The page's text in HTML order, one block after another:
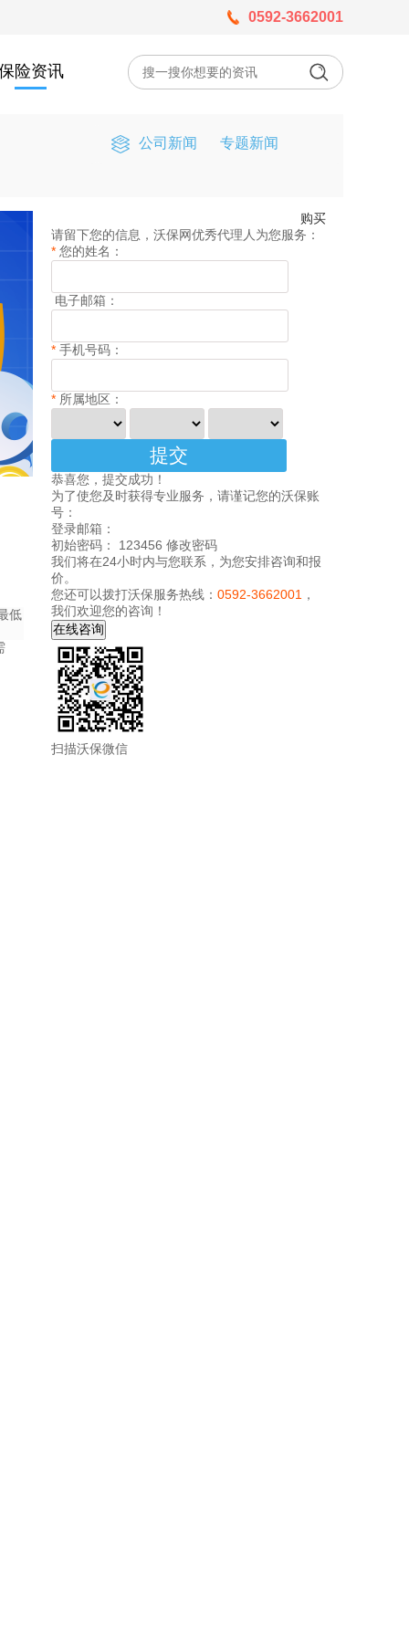
0592-3662001
险资讯
公司新闻 专题新闻
低
购买
请留下您的信息，沃保网优秀代理人为您服务：
*您的姓名：
电子邮箱：
*手机号码：
*所属地区：
恭喜您，提交成功！
为了使您及时获得专业服务，请谨记您的沃保账
号：
登录邮箱：
初始密码： 123456 修改密码
我们将在24小时内与您联系，为您安排咨询和报
价。
您还可以拨打沃保服务热线： 0592-3662001 ，
我们欢迎您的咨询！
扫描沃保微信